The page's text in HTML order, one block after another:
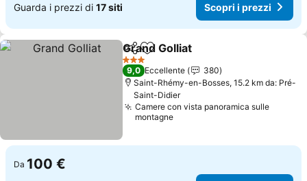
Guarda i prezzi di 17 siti Scopri i prezzi
CondividiAggiungi ai preferiti
Grand Golliat
3 Stelle
9,0 Eccellente
380
Saint-Rhémy-en-Bosses, 15.2 km da: Pré-
Saint-Didier
Camere con vista panoramica sulle
montagne
Da 100 €